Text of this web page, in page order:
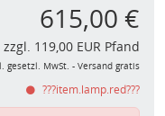
615,00 €
zzgl. 119,00 EUR Pfand
gesetzl. MwSt. - Versand gratis
???item.lamp.red???